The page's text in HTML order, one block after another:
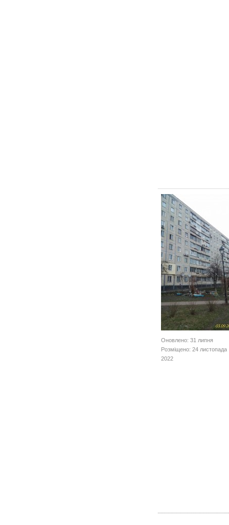
Оновлено: 31 липня
Розміщено: 24 листопада
2022